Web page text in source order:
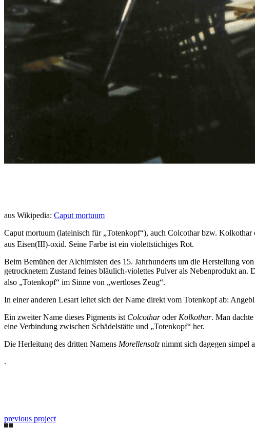
aus Wikipedia: Caput mortuum
Caput mortuum (lateinisch für „Totenkopf“), auch Colcothar bzw.
aus Eisen(III)-oxid. Seine Farbe ist ein violettstichiges Rot.
Beim Bemühen der Alchimisten des 15. Jahrhunderts um die Herstellung
getrocknetem Zustand feines bläulich-violettes Pulver als Nebenprodukt an.
also „Totenkopf“ im Sinne von „wertloses Zeug“.
In einer anderen Lesart leitet sich der Name direkt vom Totenkopf ab:
Ein zweiter Name dieses Pigments ist ColcotharoderKolkothar. Man
eine Verbindung zwischen Schädelstätte und „Totenkopf“ her.
Die Herleitung des dritten Namens Morellensalz nimmt sich dagegen simpel
.
previous project